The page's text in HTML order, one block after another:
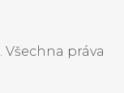
. Všechna práva